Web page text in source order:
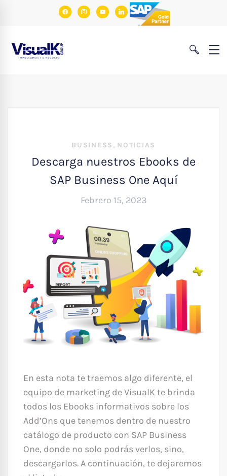
facebookinstagram
youtubelinkedin
BUSINESS , NOTICIAS
Descarga nuestros Ebooks de
SAP Business One Aquí
Febrero 15, 2023
En esta nota te traemos algo diferente, el
equipo de marketing de VisualK te brinda
todos los Ebooks informativos sobre los
Add’Ons que tenemos dentro de nuestro
catálogo de producto con SAP Business
One, donde no solo podrás verlos, sino,
descargarlos. A continuación, te dejaremos